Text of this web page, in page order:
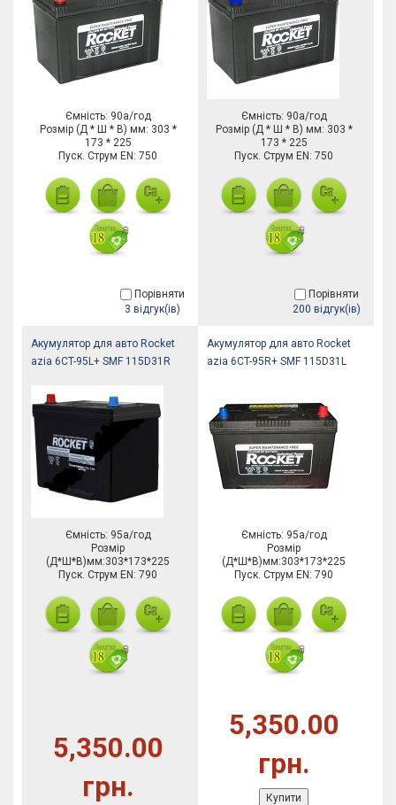
Ємність: 90а/год
Розмір (Д * Ш * В) мм: 303 *
173 * 225
Пуск. Струм EN: 750
Порівняти
3 відгук(ів)
Ємність: 90а/год
Розмір (Д * Ш * В) мм: 303 *
173 * 225
Пуск. Струм EN: 750
Порівняти
200 відгук(ів)
Акумулятор для авто Rocket
azia 6CT-95L+ SMF 115D31R
Ємність: 95а/год
Розмір
(Д*Ш*В)мм:303*173*225
Пуск. Струм EN: 790
5,350.00
грн.
Акумулятор для авто Rocket
azia 6CT-95R+ SMF 115D31L
Ємність: 95а/год
Розмір
(Д*Ш*В)мм:303*173*225
Пуск. Струм EN: 790
5,350.00
грн.
Купити